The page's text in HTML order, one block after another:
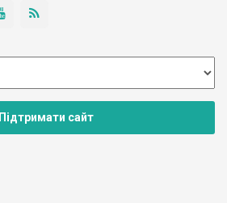
Підтримати сайт